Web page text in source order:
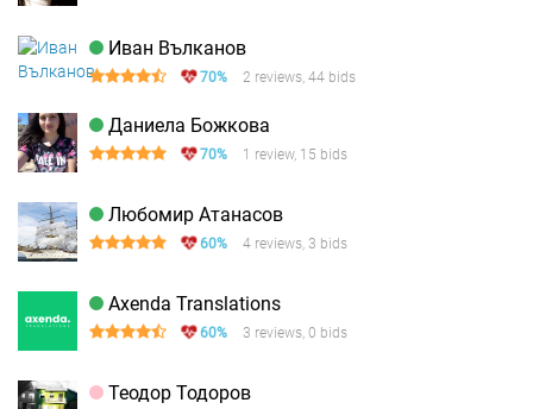
Иван Вълканов
70% 2 reviews, 44 bids
Даниела Божкова
70% 1 review, 15 bids
Любомир Атанасов
60% 4 reviews, 3 bids
Axenda Translations
60% 3 reviews, 0 bids
Теодор Тодоров